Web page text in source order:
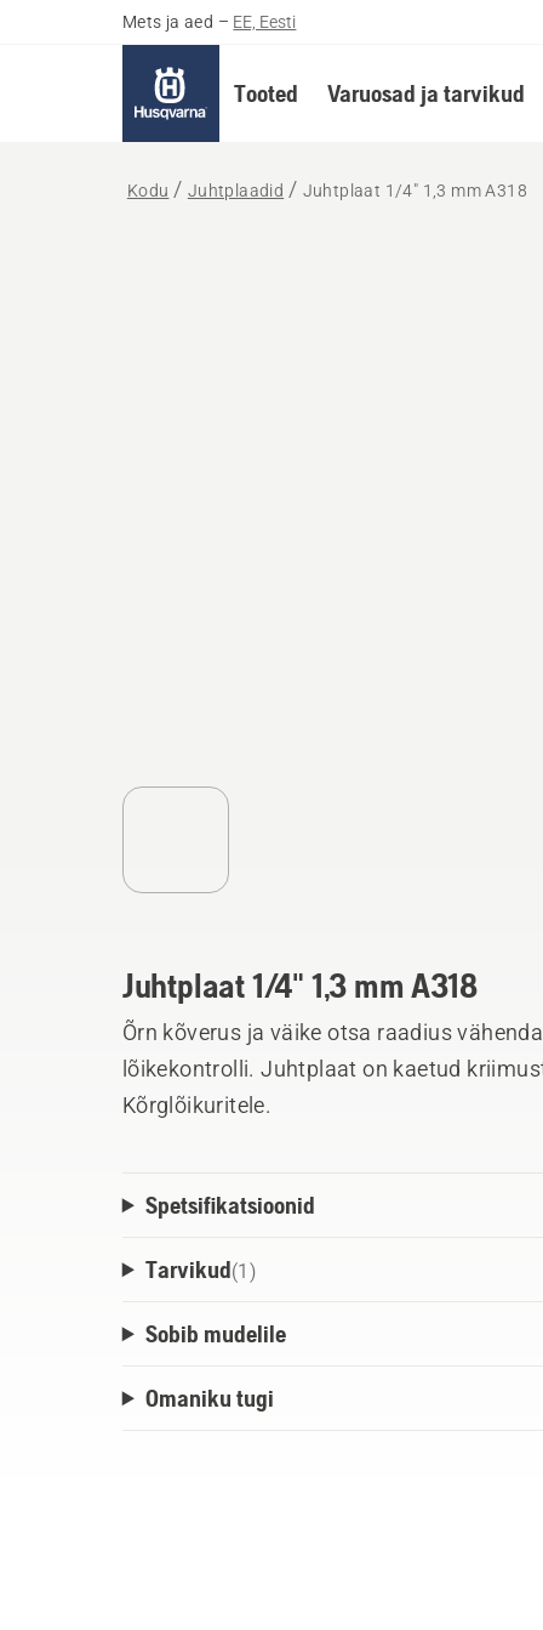
Mets ja aed – EE, Eesti
Tooted Varuosad ja tarvikud
Kodu Juhtplaadid Juhtplaat 1/4" 1,3 mm A318
Juhtplaat 1/4" 1,3 mm A318
Õrn kõverus ja väike otsa raadius
lõikekontrolli. Juhtplaat on kaetud
Kõrglõikuritele.
Spetsifikatsioonid
Tarvikud(1 )
Sobib mudelile
Omaniku tugi